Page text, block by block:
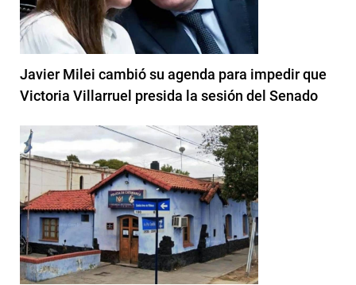
Javier Milei cambió su agenda para impedir que
Victoria Villarruel presida la sesión del Senado